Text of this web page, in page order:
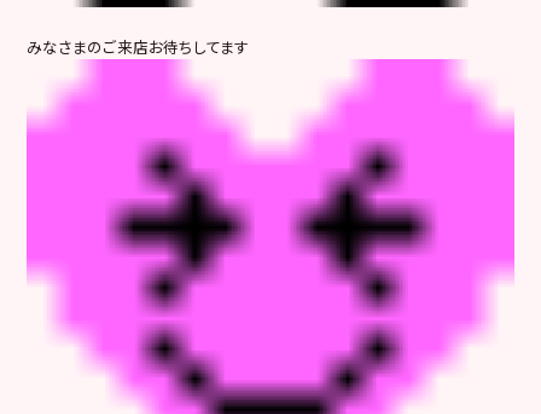
みなさまのご来店お待ちしてます